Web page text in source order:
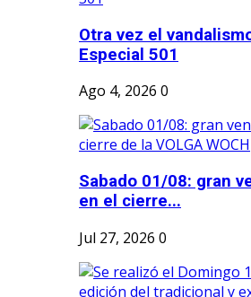
Otra vez el
Especial 501
Ago 4, 2026 0
Sabado 01/08: gran
en el cierre...
Jul 27, 2026 0